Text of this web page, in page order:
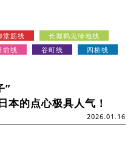
堂筋线
长堀鹤见绿地线
前线 谷町线 四桥线
”
本的点心极具人气！
2026.01.16